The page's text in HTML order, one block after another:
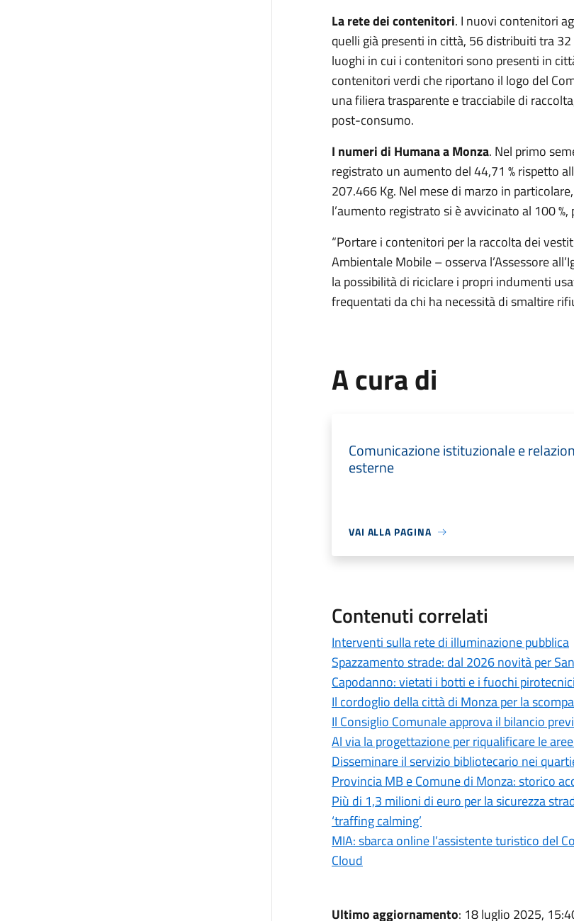
La rete dei contenitori. I nuovi contenitori
quelli già presenti in città, 56 distribuiti tra
luoghi in cui i contenitori sono presenti in
contenitori verdi che riportano il logo del
una filiera trasparente e tracciabile di
post-consumo.
I numeri di Humana a Monza. Nel primo
registrato un aumento del 44,71 % rispetto
207.466 Kg. Nel mese di marzo in
l’aumento registrato si è avvicinato al 100
“Portare i contenitori per la raccolta dei
Ambientale Mobile – osserva l’Assessore
la possibilità di riciclare i propri indumenti
frequentati da chi ha necessità di smaltire
A cura di
Comunicazione istituzionale e
esterne
VAI ALLA PAGINA
Contenuti correlati
Interventi sulla rete di illuminazione pubblica
Spazzamento strade: dal 2026 novità per
Capodanno: vietati i botti e i fuochi pirotecnici
Il cordoglio della città di Monza per la
Il Consiglio Comunale approva il bilancio
Al via la progettazione per riqualificare le
Disseminare il servizio bibliotecario nei
Provincia MB e Comune di Monza: storico
Più di 1,3 milioni di euro per la sicurezza
‘traffing calming’
MIA: sbarca online l’assistente turistico del
Cloud
Ultimo aggiornamento: 18 luglio 2025,